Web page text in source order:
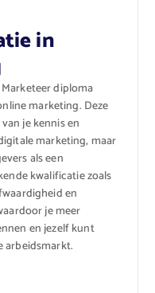
in
diploma
marketing. Deze
je kennis en
marketing, maar
als een
kwalificatie zoals
en
je meer
en jezelf kunt
arbeidsmarkt.